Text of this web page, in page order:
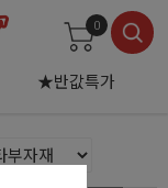
★반값특가
0